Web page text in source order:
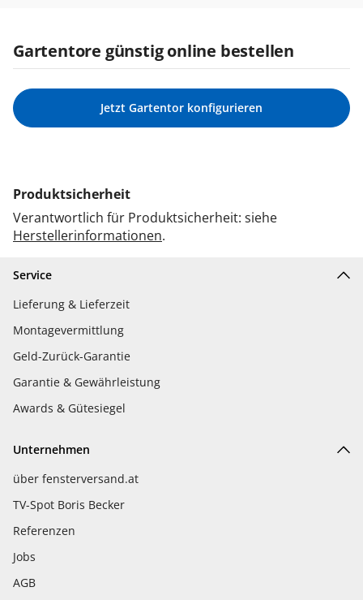
Gartentore günstig online bestellen
Jetzt Gartentor konfigurieren
Produktsicherheit
Verantwortlich für Produktsicherheit: siehe
Herstellerinformationen.
Service
Lieferung & Lieferzeit
Montagevermittlung
Geld-Zurück-Garantie
Garantie & Gewährleistung
Awards & Gütesiegel
Unternehmen
über fensterversand.at
TV-Spot Boris Becker
Referenzen
Jobs
AGB